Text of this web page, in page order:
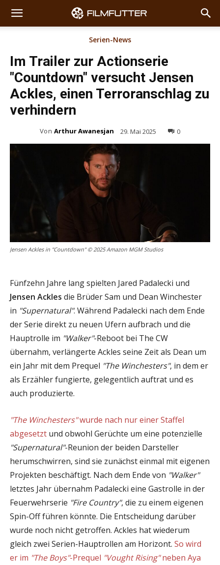
Serien-News
Im Trailer zur Actionserie
"Countdown" versucht Jensen
Ackles, einen Terroranschlag zu
verhindern
Von Arthur Awanesjan 29. Mai 2025 0
Jensen Ackles in "Countdown" © 2025 Amazon MGM Studios
Fünfzehn Jahre lang spielten Jared Padalecki und
Jensen Ackles die Brüder Sam und Dean Winchester
in "Supernatural". Während Padalecki nach dem Ende
der Serie direkt zu neuen Ufern aufbrach und die
Hauptrolle im "Walker"-Reboot bei The CW
übernahm, verlängerte Ackles seine Zeit als Dean um
ein Jahr mit dem Prequel "The Winchesters", in dem er
als Erzähler fungierte, gelegentlich auftrat und es
auch produzierte.
"The Winchesters"wurde nach nur einer Staffel
abgesetzt und obwohl Gerüchte um eine potenzielle
"Supernatural"-Reunion der beiden Darsteller
herumschwirren, sind sie zunächst einmal mit eigenen
Projekten beschäftigt. Nach dem Ende von "Walker"
letztes Jahr übernahm Padalecki eine Gastrolle in der
Feuerwehrserie "Fire Country", die zu einem eigenen
Spin-Off führen könnte. Die Entscheidung darüber
wurde noch nicht getroffen. Ackles hat wiederum
gleich zwei Serien-Hauptrollen am Horizont. So wird
er im "The Boys"-Prequel "Vought Rising"neben Aya